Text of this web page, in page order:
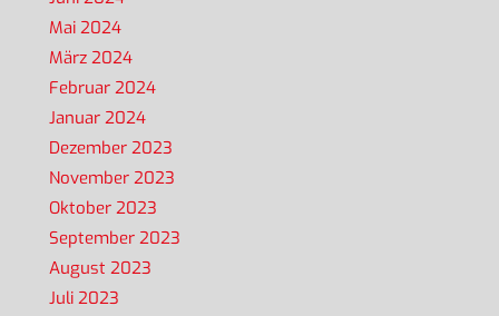
Mai 2024
März 2024
Februar 2024
Januar 2024
Dezember 2023
November 2023
Oktober 2023
September 2023
August 2023
Juli 2023